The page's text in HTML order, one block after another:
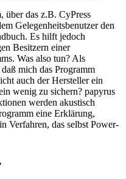
über das z.B. CyPress
Gelegenheitsbenutzer den
Es hilft jedoch
Besitzern einer
Was also tun? Als
mich das Programm
auch der Hersteller ein
wenig zu sichern? papyrus
werden akustisch
eine Erklärung,
Verfahren, das selbst Power-